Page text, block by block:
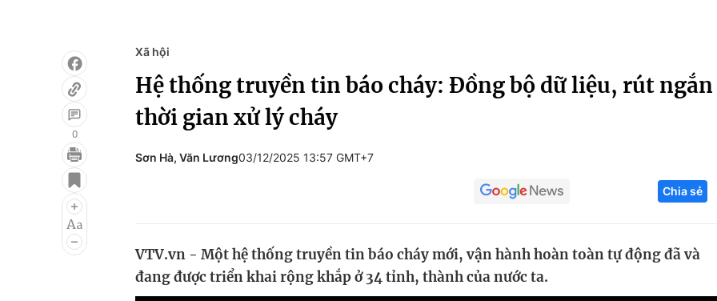
Infographic
Điện ảnh
Âm nhạc
Chất lượng cuộc sống
Tuyển sinh
Hitech Công
Thị trường
Tư vấn
0
Xã hội
Hệ thống truyền tin báo cháy: Đồng bộ dữ liệu, rút ngắn
thời gian xử lý cháy
Sơn Hà, Văn Lương03/12/2025 13:57 GMT+7
Chia sẻ
VTV.vn - Một hệ thống truyền tin báo cháy mới, vận hành hoàn toàn tự động đã và
đang được triển khai rộng khắp ở 34 tỉnh, thành của nước ta.